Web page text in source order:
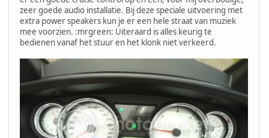
zeer goede audio installatie. Bij deze speciale uitvoering met
extra power speakers kun je er een hele straat van muziek
mee voorzien. :mrgreen: Uiteraard is alles keurig te
bedienen vanaf het stuur en het klonk niet verkeerd.